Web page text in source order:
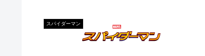
スパイダーマン